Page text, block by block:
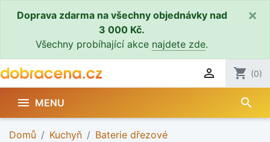
Doprava zdarma na všechny objednávky nad
3 000 Kč.
Všechny probíhající akce najdete zde.
×
 shopping_cart (0)
 MENU search
Domů Kuchyň
Baterie dřezové